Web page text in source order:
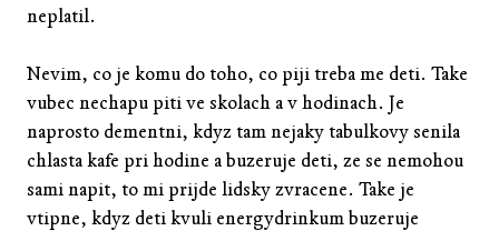
neplatil.
Nevim, co je komu do toho, co piji treba me deti. Take
vubec nechapu piti ve skolach a v hodinach. Je
naprosto dementni, kdyz tam nejaky tabulkovy senila
chlasta kafe pri hodine a buzeruje deti, ze se nemohou
sami napit, to mi prijde lidsky zvracene. Take je
vtipne, kdyz deti kvuli energydrinkum buzeruje